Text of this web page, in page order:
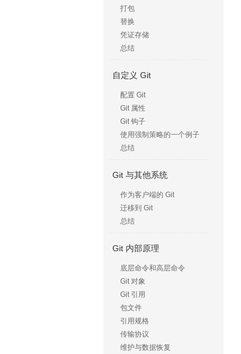
打包
替换
凭证存储
总结
自定义 Git
配置 Git
Git 属性
Git 钩子
使用强制策略的一个例子
总结
Git 与其他系统
作为客户端的 Git
迁移到 Git
总结
Git 内部原理
底层命令和高层命令
Git 对象
Git 引用
包文件
引用规格
传输协议
维护与数据恢复